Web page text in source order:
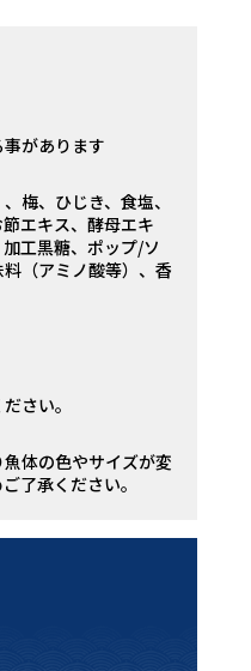
があります
梅、ひじき、食塩、
エキス、酵母エキ
工黒糖、ポップ/ソ
（アミノ酸等）、香
さい。
体の色やサイズが変
了承ください。